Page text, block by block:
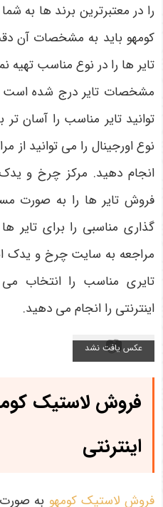
را در معتبرترین برند ها به
کومهو باید به مشخصات آن
تایر ها را در نوع مناسب تهیه
مشخصات تایر درج شده است
توانید تایر مناسب را آسان
نوع اورجینال را می توانید از
انجام دهید. مرکز چرخ و
فروش تایر ها را به صورت
گذاری مناسبی را برای تایر
مراجعه به سایت چرخ و یدک
تایری مناسب را انتخاب
اینترنتی را انجام می دهید.
فروش لاستیک
اینترنتی
فروش لاستیک کومهو به